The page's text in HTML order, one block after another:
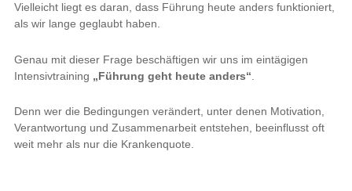
Vielleicht liegt es daran, dass Führung heute anders funktioniert,
als wir lange geglaubt haben.
Genau mit dieser Frage beschäftigen wir uns im eintägigen
Intensivtraining „Führung geht heute anders“
Denn wer die Bedingungen verändert, unter denen Motivation,
Verantwortung und Zusammenarbeit entstehen, beeinflusst oft
weit mehr als nur die Krankenquote.